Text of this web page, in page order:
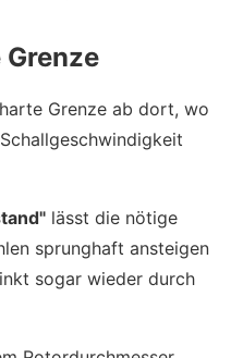
Grenze ab dort, wo
lässt die nötige
sprunghaft ansteigen
sogar wieder durch